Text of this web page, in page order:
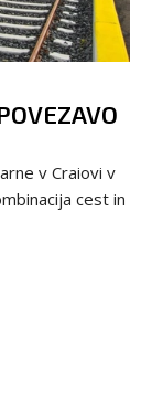
v Craiovi v
cest in